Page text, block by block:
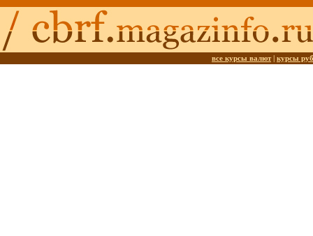
все курсы валют| курсы